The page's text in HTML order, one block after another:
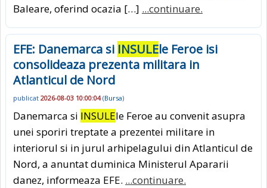
Baleare, oferind ocazia […] ...continuare.
EFE: Danemarca si INSULEle Feroe isi
consolideaza prezenta militara in
Atlanticul de Nord
publicat 2026-08-03 10:00:04(Bursa)
Danemarca si INSULEle Feroe au convenit asupra
unei sporiri treptate a prezentei militare in
interiorul si in jurul arhipelagului din Atlanticul de
Nord, a anuntat duminica Ministerul Apararii
danez, informeaza EFE. ...continuare.